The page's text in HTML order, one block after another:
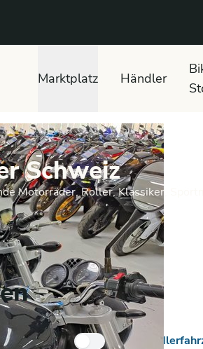
Marktplatz Händler
Schweiz
Motorräder, Roller, Klassiker,
Nur